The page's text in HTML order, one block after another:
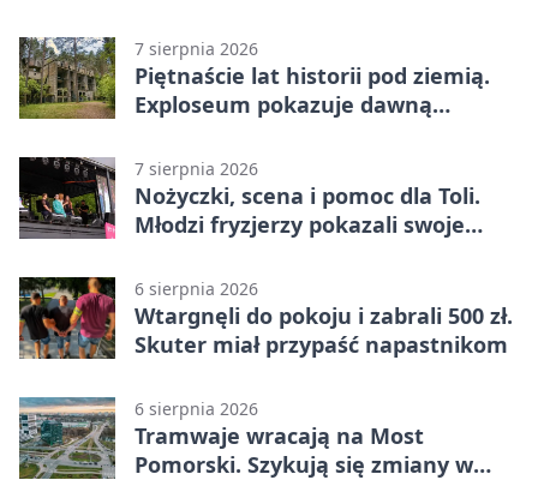
7 sierpnia 2026
Piętnaście lat historii pod ziemią.
Exploseum pokazuje dawną
7 sierpnia 2026
Nożyczki, scena i pomoc dla Toli.
Młodzi fryzjerzy pokazali swoje
6 sierpnia 2026
Wtargnęli do pokoju i zabrali 500 zł.
Skuter miał przypaść napastnikom
6 sierpnia 2026
Tramwaje wracają na Most
Pomorski. Szykują się zmiany w